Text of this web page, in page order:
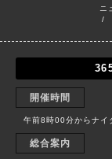
ニ
/
開催時間
午前8時00分からナイ
総合案内